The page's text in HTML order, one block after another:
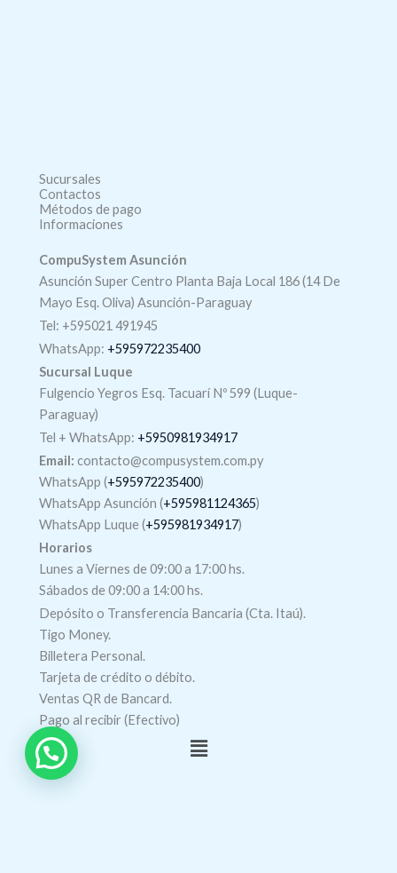
Sucursales
Contactos
Métodos de pago
Informaciones
CompuSystem Asunción
Asunción Super Centro Planta Baja Local 186 (14 De
Mayo Esq. Oliva) Asunción-Paraguay
Tel: +595021 491945
WhatsApp: +595972235400
Sucursal Luque
Fulgencio Yegros Esq. Tacuarí Nº 599 (Luque-
Paraguay)
Tel + WhatsApp: +5950981934917
Email: contacto@compusystem.com.py
WhatsApp (+595972235400)
WhatsApp Asunción (+595981124365)
WhatsApp Luque (+595981934917)
Horarios
Lunes a Viernes de 09:00 a 17:00 hs.
Sábados de 09:00 a 14:00 hs.
Depósito o Transferencia Bancaria (Cta. Itaú).
Tigo Money.
Billetera Personal.
Tarjeta de crédito o débito.
Ventas QR de Bancard.
Pago al recibir (Efectivo)
Menú